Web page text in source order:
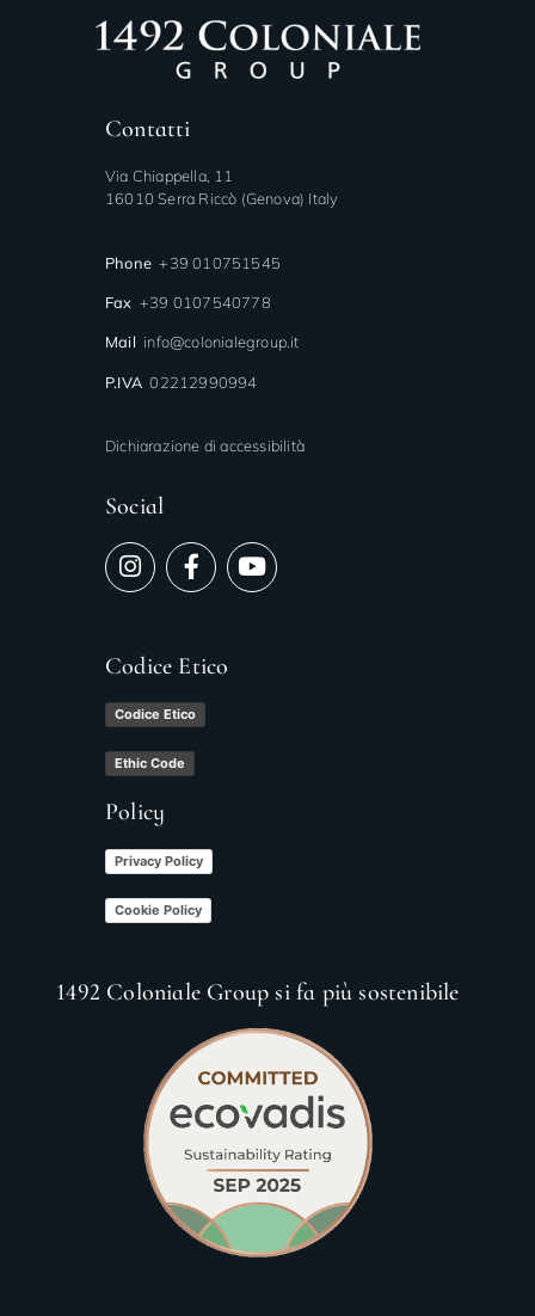
Contatti
Via Chiappella, 11
16010 Serra Riccò (Genova) Italy
Phone +39 010751545
Fax +39 0107540778
Mail info@colonialegroup.it
P.IVA 02212990994
Dichiarazione di accessibilità
Social
Codice Etico
Codice Etico
Ethic Code
Policy
Privacy Policy
Cookie Policy
1492 Coloniale Group si fa più sostenibile